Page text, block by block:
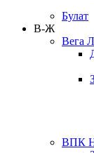
Булат
В-Ж
Вега
ВПК